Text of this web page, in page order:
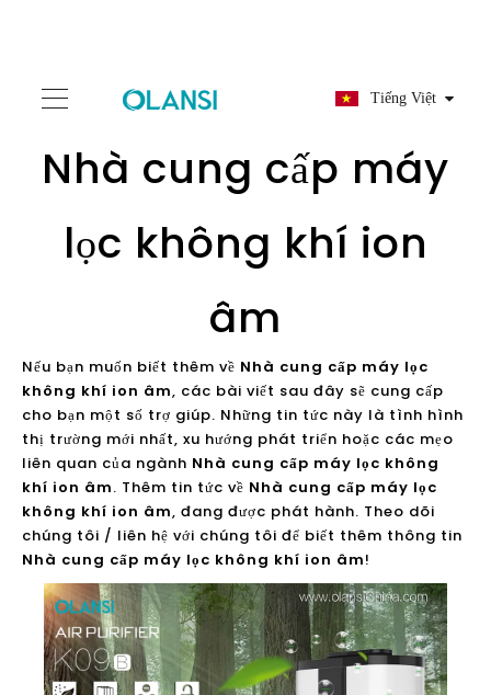
Tiếng Việt
Nhà cung cấp máy
lọc không khí ion
âm
Nếu bạn muốn biết thêm về Nhà cung cấp máy lọc
không khí ion âm, các bài viết sau đây sẽ cung cấp
cho bạn một số trợ giúp. Những tin tức này là tình hình
thị trường mới nhất, xu hướng phát triển hoặc các mẹo
liên quan của ngành Nhà cung cấp máy lọc không
khí ion âm. Thêm tin tức về Nhà cung cấp máy lọc
không khí ion âm, đang được phát hành. Theo dõi
chúng tôi / liên hệ với chúng tôi để biết thêm thông tin
Nhà cung cấp máy lọc không khí ion âm!